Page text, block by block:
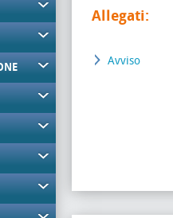
Allegati:
Avviso